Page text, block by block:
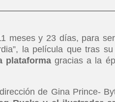
meses y 23 días, para
la película que tras
plataformagracias a la
de Gina Prince-